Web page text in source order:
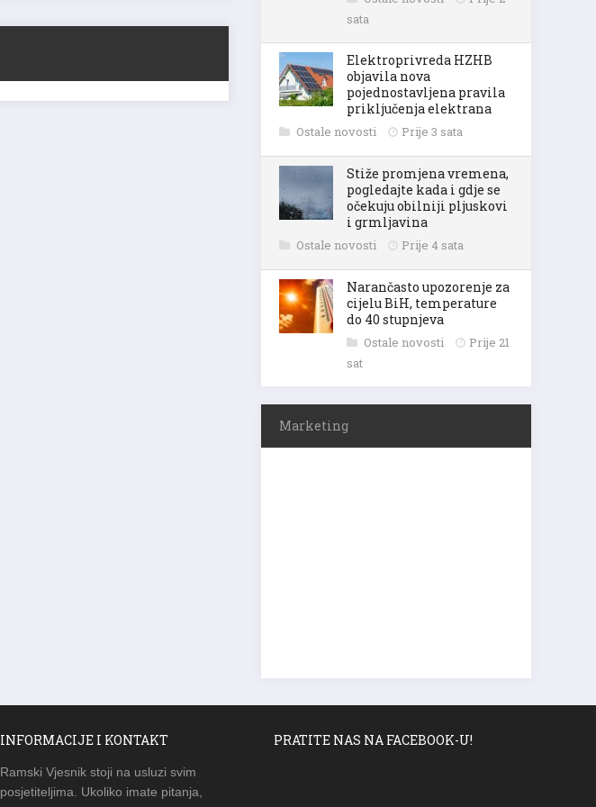
sata
Elektroprivreda HZHB
objavila nova
pojednostavljena pravila
priključenja elektrana
Ostale novosti Prije 3 sata
Stiže promjena vremena,
pogledajte kada i gdje se
očekuju obilniji pljuskovi
i grmljavina
Ostale novosti Prije 4 sata
Narančasto upozorenje za
cijelu BiH, temperature
do 40 stupnjeva
Ostale novosti
Prije 21
sat
Marketing
INFORMACIJE I KONTAKT
Ramski Vjesnik stoji na usluzi svim
posjetiteljima. Ukoliko imate pitanja,
PRATITE NAS NA FACEBOOK-U!